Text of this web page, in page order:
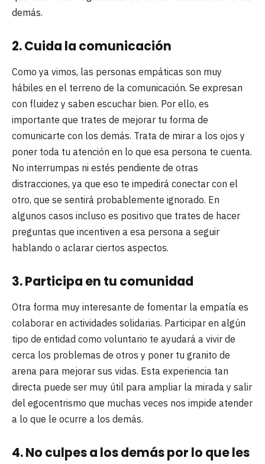
demás.
2. Cuida la comunicación
Como ya vimos, las personas empáticas son muy
hábiles en el terreno de la comunicación. Se expresan
con fluidez y saben escuchar bien. Por ello, es
importante que trates de mejorar tu forma de
comunicarte con los demás. Trata de mirar a los ojos y
poner toda tu atención en lo que esa persona te cuenta.
No interrumpas ni estés pendiente de otras
distracciones, ya que eso te impedirá conectar con el
otro, que se sentirá probablemente ignorado. En
algunos casos incluso es positivo que trates de hacer
preguntas que incentiven a esa persona a seguir
hablando o aclarar ciertos aspectos.
3. Participa en tu comunidad
Otra forma muy interesante de fomentar la empatía es
colaborar en actividades solidarias. Participar en algún
tipo de entidad como voluntario te ayudará a vivir de
cerca los problemas de otros y poner tu granito de
arena para mejorar sus vidas. Esta experiencia tan
directa puede ser muy útil para ampliar la mirada y salir
del egocentrismo que muchas veces nos impide atender
a lo que le ocurre a los demás.
4. No culpes a los demás por lo que les